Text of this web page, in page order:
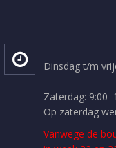
Dinsdag t/m
Zaterdag:
Op zaterdag
Vanwege de